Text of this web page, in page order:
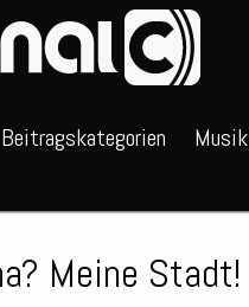
Beitragskategorien Musik
Meine Stadt!